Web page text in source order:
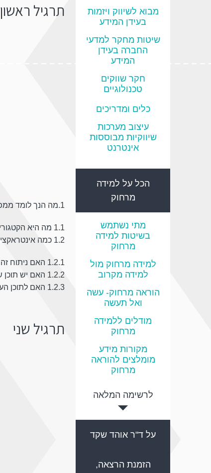
מבוא לשיווק ויזמות
בעידן המידע
שיטות מחקר למדעי
החברה בעידן
המידע
חקר שווקים
טכנולוגיים
כלים ומדריכים
עיצוב מערכות
שיווקיות מבוססות
אינטרנט
הכל על למידה
מרחוק
מתי נשתמש
בשיטות למידה
מרחוק
למידה מרחוק מול
למידה מקרוב
הוראה מרחוק- עשה
ואל תעשה
מודלים ללמידה
מרחוק
מקורות מידע
מומלצים להוראה
מרחוק
לרשימה המלאה
על ד"ר אוהד שקד
הזמנת הרצאה,
תרגיל ראשון
1.מה הנך לומד ממפת חום ולחיצות זאת?
1.1 מה היא הקטגוריה המושכת ביותר באתר?
1.2 כמה אינטראקציה יוצר התוכן העיקרי בעמוד?
1.2.1 האם ניתוח זה מביא אותך לחשוב על שינויים אפשריים בו?
1.2.2 האם יש תוכן שמפריע להעברת המסר המרכזי בעמוד?
1.2.3 האם לתוכן העיקרי בעמוד יש הנעה ברורה לפעולה?
תרגיל שני